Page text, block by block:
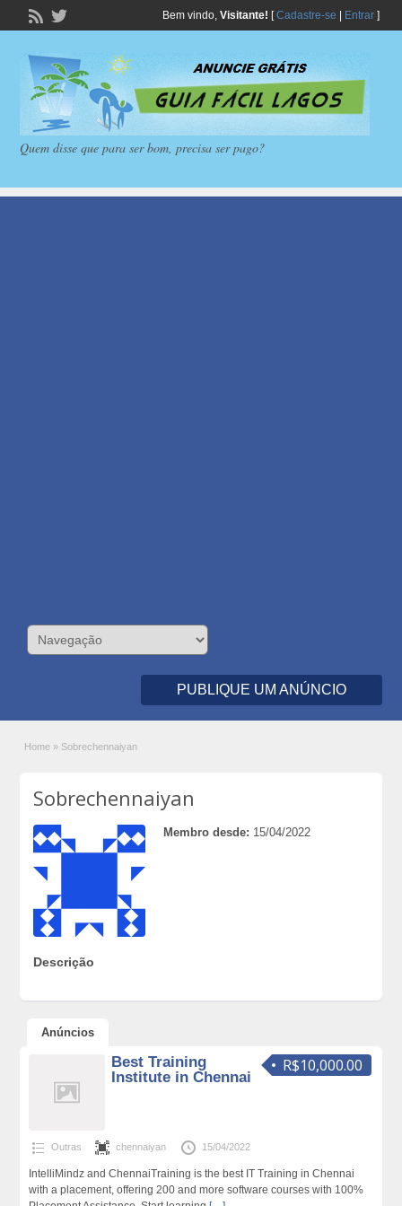
Bem vindo, Visitante! [Cadastre-se Entrar]
Quem disse que para ser bom, precisa ser pago?
PUBLIQUE UM ANÚNCIO
Home » Sobrechennaiyan
Sobrechennaiyan
Membro desde: 15/04/2022
Descrição
Anúncios
R$10,000.00
Best Training
Institute in Chennai
Outras chennaiyan 15/04/2022
IntelliMindz and ChennaiTraining is the best IT Training in Chennai
with a placement, offering 200 and more software courses with 100%